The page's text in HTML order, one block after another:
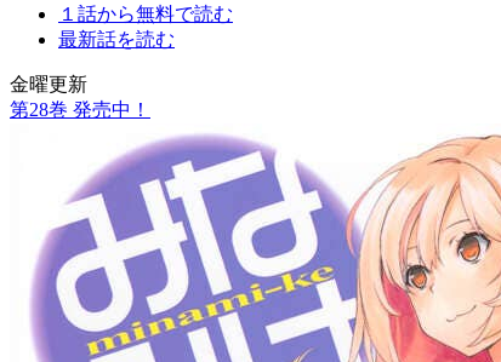
１話から無料で読む
最新話を読む
金曜更新
第28巻 発売中！